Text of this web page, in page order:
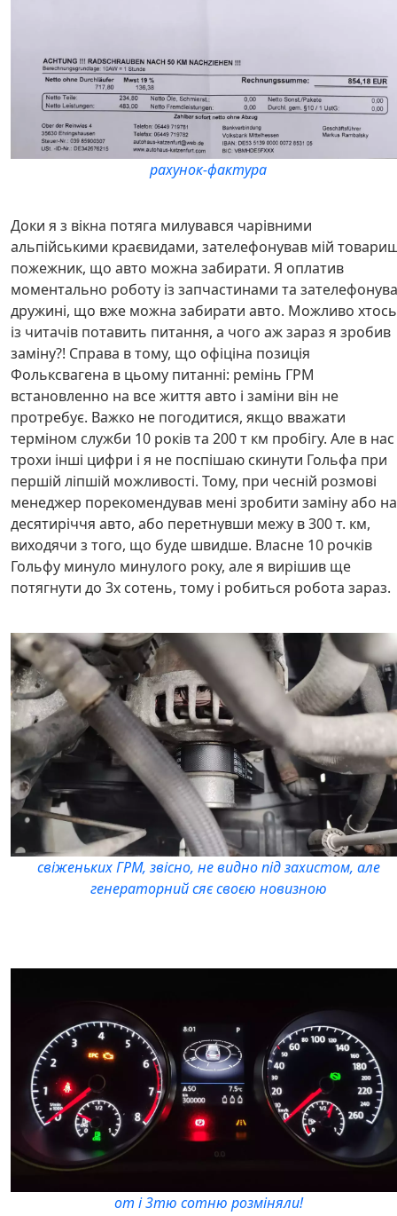
рахунок-фактура
Доки я з вікна потяга милувався чарівними
альпійськими краєвидами, зателефонував мій
пожежник, що авто можна забирати. Я оплатив
моментально роботу із запчастинами та
дружині, що вже можна забирати авто. Можливо хтось
із читачів потавить питання, а чого аж зараз я зробив
заміну?! Справа в тому, що офіціна позиція
Фольксвагена в цьому питанні: ремінь ГРМ
встановленно на все життя авто і заміни він не
протребує. Важко не погодитися, якщо вважати
терміном служби 10 років та 200 т км пробігу. Але в нас
трохи інші цифри і я не поспішаю скинути Гольфа при
першій ліпшій можливості. Тому, при чесній розмові
менеджер порекомендував мені зробити заміну або на
десятиріччя авто, або перетнувши межу в 300 т. км,
виходячи з того, що буде швидше. Власне 10 рочків
Гольфу минуло минулого року, але я вирішив ще
потягнути до 3х сотень, тому і робиться робота зараз.
свіженьких ГРМ, звісно, не видно під захистом, але
генераторний сяє своєю новизною
от і 3тю сотню розміняли!